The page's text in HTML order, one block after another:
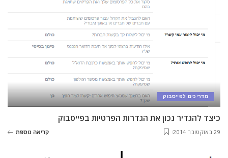
מדריכים לפייסבוק
כיצד להגדיר נכון את הגדרות הפרטיות בפייסבוק
29 באוקטובר 2014 קריאה נוספת